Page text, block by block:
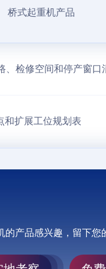
桥式起重机产品
、检修空间和停产窗口
和扩展工位规划表
的产品感兴趣，留下